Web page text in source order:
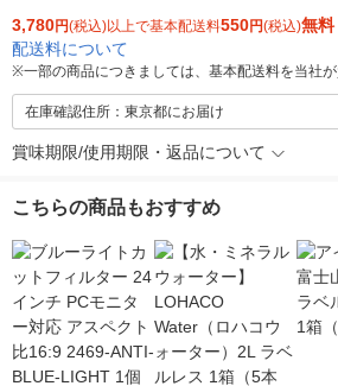
3,780円(税込)以上で基本配送料550円(税込)無料
配送料について
※一部の商品につきましては、基本配送料を当社が
在庫確認住所：東京都にお届け
賞味期限/使用期限・返品について
こちらの商品もおすすめ